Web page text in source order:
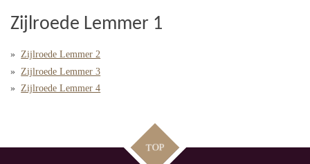
Zijlroede Lemmer 1
Zijlroede Lemmer 2
Zijlroede Lemmer 3
Zijlroede Lemmer 4
TOP